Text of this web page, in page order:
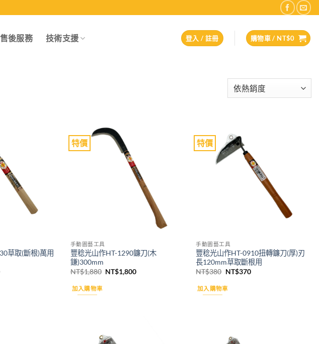
售後服務 技術支援 登入 / 註冊 購物車 / NT$0
草取(斷根)萬用
特價
手動園藝工具
豐稔光山作HT-1290鐮刀(木
鎌)300mm
NT$1,880 原
NT$1,800目
加入購物車
特價
手動園藝工具
豐稔光山作HT-0910扭轉鐮刀(厚)刃
長120mm草取斷根用
NT$380 原
價
格：
NT$370目
加入購物車